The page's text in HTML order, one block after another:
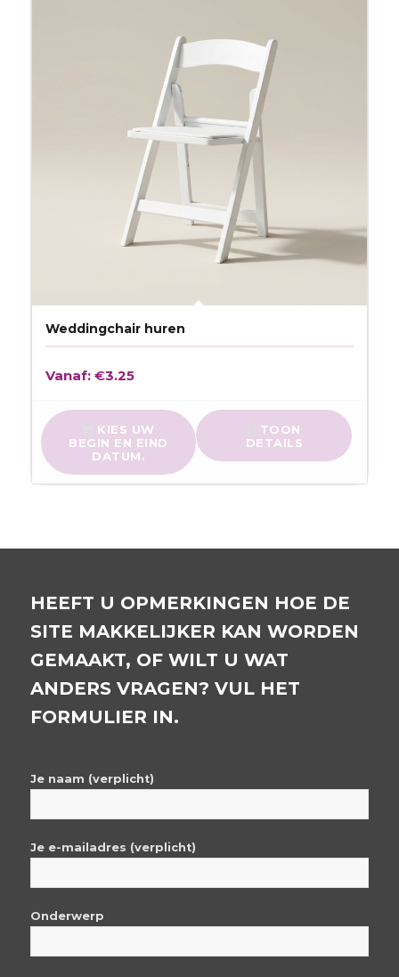
Weddingchair huren
Vanaf: €3.25
KIES UW
BEGIN EN EIND
DATUM.
TOON
DETAILS
HEEFT U OPMERKINGEN HOE DE
SITE MAKKELIJKER KAN WORDEN
GEMAAKT, OF WILT U WAT
ANDERS VRAGEN? VUL HET
FORMULIER IN.
Je naam (verplicht)
Je e-mailadres (verplicht)
Onderwerp